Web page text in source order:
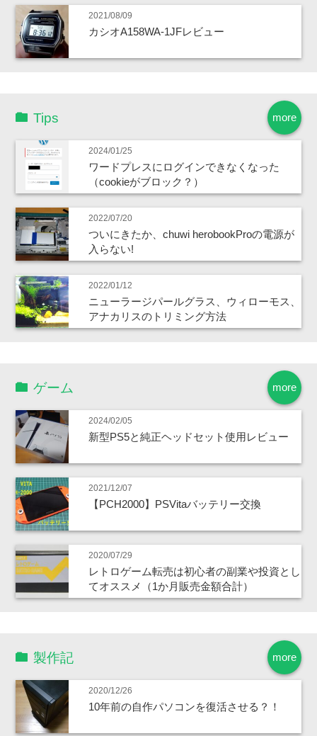
2021/08/09
カシオA158WA-1JFレビュー
more
Tips
2024/01/25
ワードプレスにログインできなくなった
（cookieがブロック？）
2022/07/20
ついにきたか、chuwi herobookProの電源が
入らない!
2022/01/12
ニューラージパールグラス、ウィローモス、
アナカリスのトリミング方法
more
ゲーム
2024/02/05
新型PS5と純正ヘッドセット使用レビュー
2021/12/07
【PCH2000】PSVitaバッテリー交換
2020/07/29
レトロゲーム転売は初心者の副業や投資とし
てオススメ（1か月販売金額合計）
more
製作記
2020/12/26
10年前の自作パソコンを復活させる？！